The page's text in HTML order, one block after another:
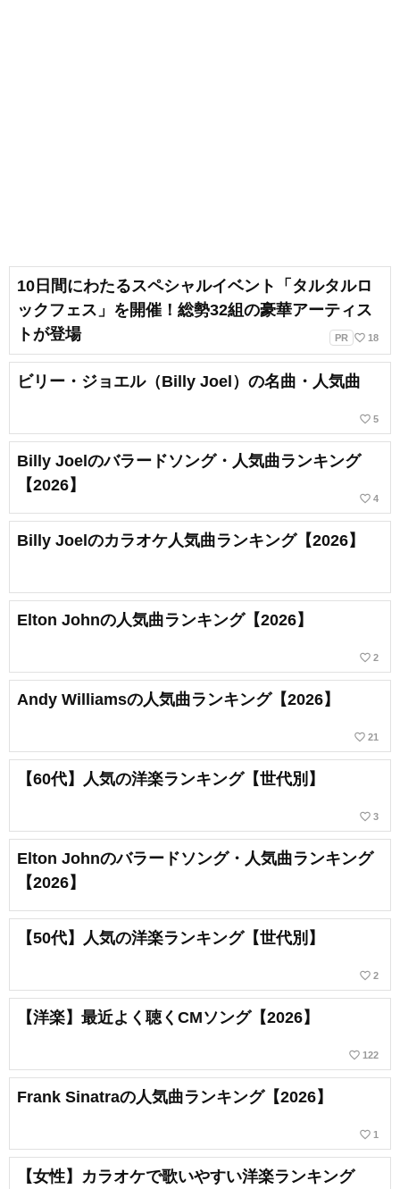
10日間にわたるスペシャルイベント「タルタルロ
ックフェス」を開催！総勢32組の豪華アーティス
トが登場
PR favorite_border 18
ビリー・ジョエル（Billy Joel）の名曲・人気曲
favorite_border 5
Billy Joelのバラードソング・人気曲ランキング
【2026】
favorite_border 4
Billy Joelのカラオケ人気曲ランキング【2026】
Elton Johnの人気曲ランキング【2026】
favorite_border 2
Andy Williamsの人気曲ランキング【2026】
favorite_border 21
【60代】人気の洋楽ランキング【世代別】
favorite_border 3
Elton Johnのバラードソング・人気曲ランキング
【2026】
【50代】人気の洋楽ランキング【世代別】
favorite_border 2
【洋楽】最近よく聴くCMソング【2026】
favorite_border 122
Frank Sinatraの人気曲ランキング【2026】
favorite_border 1
【女性】カラオケで歌いやすい洋楽ランキング